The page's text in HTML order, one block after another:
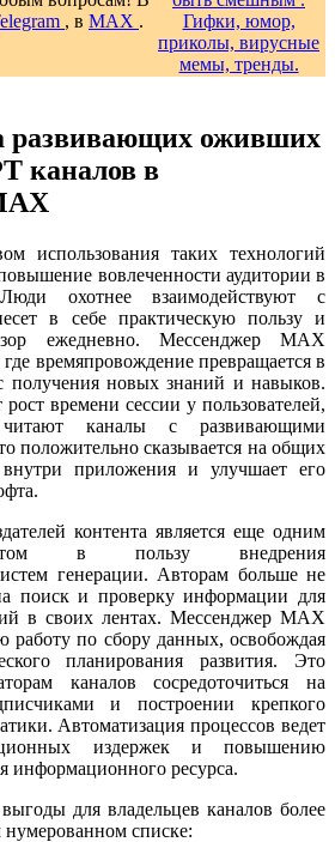
, в MAX .
развивающих оживших
каналов в
использования таких технологий
вовлеченности аудитории в
охотнее взаимодействуют с
в себе практическую пользу и
ежедневно. Мессенджер MAX
времяпровождение превращается в
получения новых знаний и навыков.
времени сессии у пользователей,
читают каналы с развивающими
положительно сказывается на общих
внутри приложения и улучшает его
контента является еще одним
в пользу внедрения
генерации. Авторам больше не
поиск и проверку информации для
в своих лентах. Мессенджер MAX
работу по сбору данных, освобождая
планирования развития. Это
каналов сосредоточиться на
и построении крепкого
Автоматизация процессов ведет
издержек и повышению
информационного ресурса.
для владельцев каналов более
списке: